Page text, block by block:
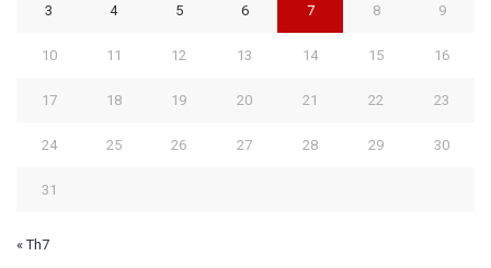
3 4 5 6 7 8 9
10 11 12 13 14 15 16
17 18 19 20 21 22 23
24 25 26 27 28 29 30
31
« Th7